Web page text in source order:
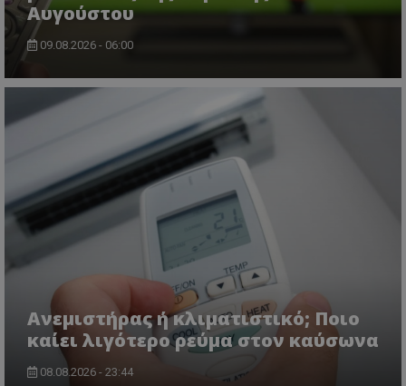
Αυγούστου
09.08.2026 - 06:00
Ανεμιστήρας ή κλιματιστικό; Ποιο
καίει λιγότερο ρεύμα στον καύσωνα
08.08.2026 - 23:44